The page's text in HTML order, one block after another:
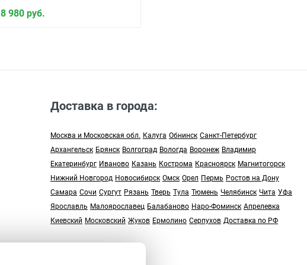
8 980 руб.
Доставка в города:
Москва и Московская обл. Калуга Обнинск Санкт-Петербург
Архангельск Брянск Волгоград Вологда Воронеж Владимир
Екатеринбург Иваново Казань Кострома Красноярск Магнитогорск
Нижний Новгород Новосибирск Омск Орел Пермь Ростов на Дону
Самара Сочи Сургут Рязань Тверь Тула Тюмень Челябинск Чита Уфа
Ярославль Малоярославец Балабаново Наро-Фоминск Апрелевка
Киевский Московский Жуков Ермолино Серпухов Доставка по РФ